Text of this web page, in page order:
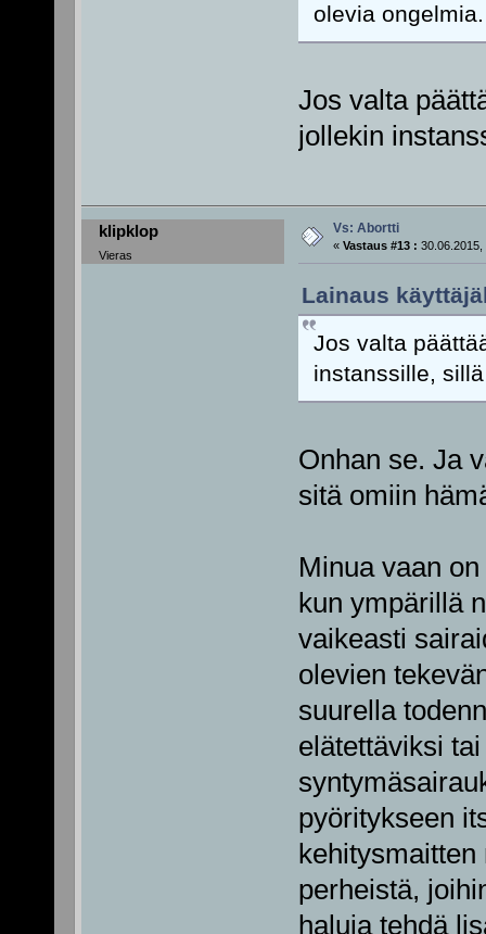
olevia
Jos valta
jollekin
klipklop
Vieras
Vs: Abortti
« Vastaus #13 : 30.06.2015,
Lainaus
Jos valta
instanssille,
Onhan se. Ja
sitä omiin
Minua vaan
kun ympärillä
vaikeasti
olevien
suurella
elätettäviksi
pyöritykseen
perheistä,
haluja tehdä